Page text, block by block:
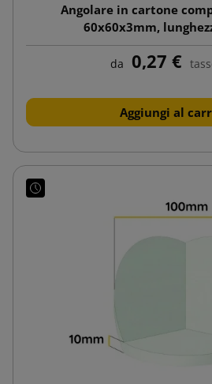
Angolare in cartone
60x60x3mm,
da 0,27 €
Aggiungi al